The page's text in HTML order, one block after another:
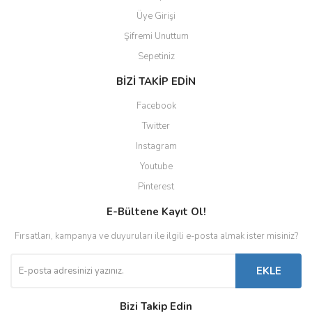
Üye Girişi
Şifremi Unuttum
Sepetiniz
BİZİ TAKİP EDİN
Facebook
Twitter
Instagram
Youtube
Pinterest
E-Bültene Kayıt Ol!
Fırsatları, kampanya ve duyuruları ile ilgili e-posta almak ister misiniz?
EKLE
Bizi Takip Edin